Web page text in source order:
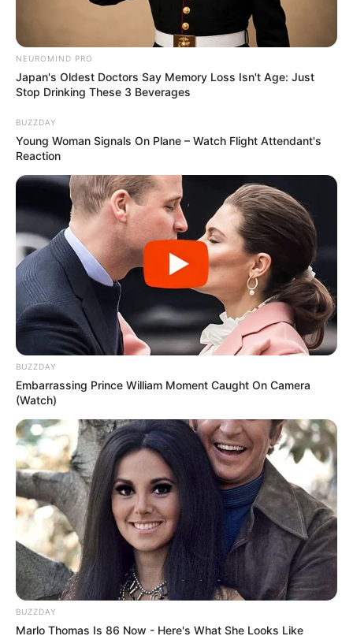
NEUROMIND PRO
Japan's Oldest Doctors Say Memory Loss Isn't Age: Just
Stop Drinking These 3 Beverages
BUZZDAY
Young Woman Signals On Plane – Watch Flight Attendant's
Reaction
BUZZDAY
Embarrassing Prince William Moment Caught On Camera
(Watch)
BUZZDAY
Marlo Thomas Is 86 Now - Here's What She Looks Like